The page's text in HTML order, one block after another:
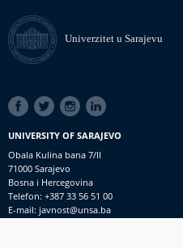
Univerzitet u Sarajevu
SOCIAL
LINKS
UNIVERSITY OF SARAJEVO
Obala Kulina bana 7/II
71000 Sarajevo
Bosna i Hercegovina
Telefon: +387 33 56 51 00
E-mail: javnost@unsa.ba